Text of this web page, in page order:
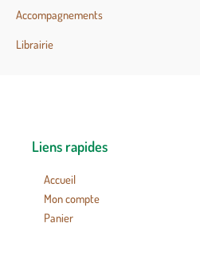
Accompagnements
Librairie
Liens rapides
Accueil
Mon compte
Panier